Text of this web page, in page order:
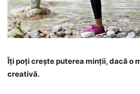
Îți poți crește puterea minții, dacă o
creativă.